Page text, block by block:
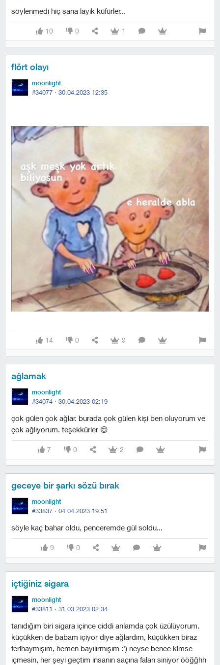
söylenmedi hiç sana layık küfürler...
10 0 1
flört olayı
moonlight
#34077 · 30.04.2023 12:35
14 0 9
ağlamak
moonlight
#34074 · 30.04.2023 02:19
çok gülen çok ağlar. burada çok gülen kişi ben oluyorum ve
çok ağlıyorum. teşekkürler 😌
7 0 2
geceye bir şarkı sözü bırak
moonlight
#33837 · 04.04.2023 19:51
söyle kaç bahar oldu, penceremde gül soldu...
9 0
içtiğiniz sigara
moonlight
#33811 · 31.03.2023 02:34
tanıdığım biri sigara içince ciddi anlamda çok üzülüyorum.
küçükken de babam içiyor diye ağlardım, küçükken biraz
ferihaymışım, hemen bayılırmışım :') neyse bence kimse
içmesin, her şeyi geçtim insanın saçına falan siniyor ööğğhh